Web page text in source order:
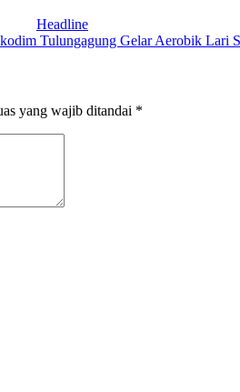
Headline
Tulungagung Gelar Aerobik Lari
yang wajib ditandai *